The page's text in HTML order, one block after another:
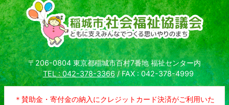
〒206-0804 東京都稲城市百村7番地 福祉センター内
TEL : 042-378-3366/ FAX : 042-378-4999
＊賛助金・寄付金の納入にクレジットカード決済がご利用いた